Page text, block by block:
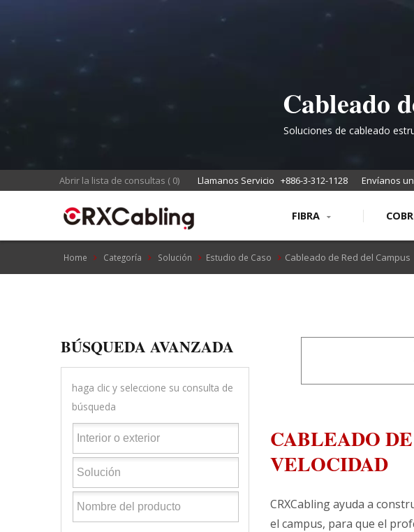
Cableado
escuelas,
Soluciones de cableado
Abrir la lista de consultas ( 0) Llamanos Servicio +886-3-312-1128 Envíanos
FIBRA
Home Categoría Solución Estudio de Caso Cableado de Red del Campus
BÚSQUEDA AVANZADA
haga clic y seleccione su consulta de
búsqueda
CABLEADO
VELOCIDAD
CRXCabling ayuda a
el campus, para que el